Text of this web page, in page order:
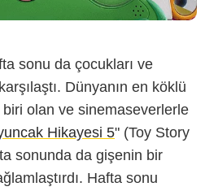
sonu da çocukları ve
Dünyanın en köklü
olan ve sinemaseverlerle
Hikayesi 5" (Toy Story
sonunda da gişenin bir
Hafta sonu